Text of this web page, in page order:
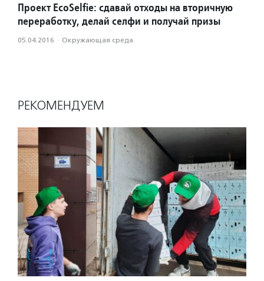
Проект EcoSelfie: сдавай отходы на вторичную
переработку, делай селфи и получай призы
05.04.2016 · Окружающая среда
РЕКОМЕНДУЕМ